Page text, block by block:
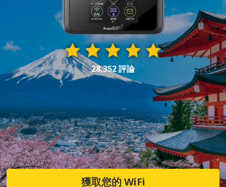
28,352 評論
獲取您的 WiFi